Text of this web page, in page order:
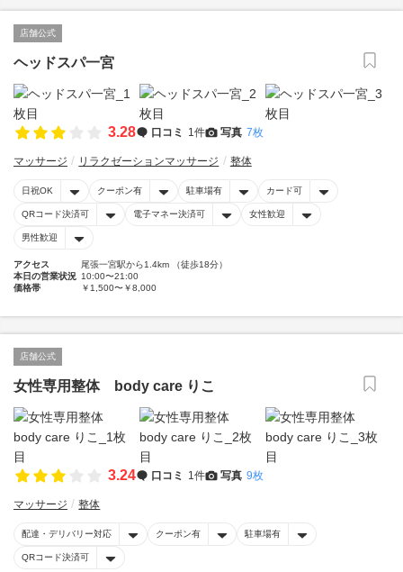
店舗公式
ヘッドスパ一宮
3.28 口コミ 1件 写真 7枚
マッサージ リラクゼーションマッサージ 整体
日祝OK クーポン有 駐車場有 カード可
QRコード決済可 電子マネー決済可 女性歓迎
男性歓迎
アクセス
尾張一宮駅から1.4km （徒歩18分）
本日の営業状況 10:00〜21:00
価格帯
￥1,500〜￥8,000
店舗公式
女性専用整体 body care りこ
3.24 口コミ 1件 写真 9枚
マッサージ 整体
配達・デリバリー対応 クーポン有 駐車場有
QRコード決済可